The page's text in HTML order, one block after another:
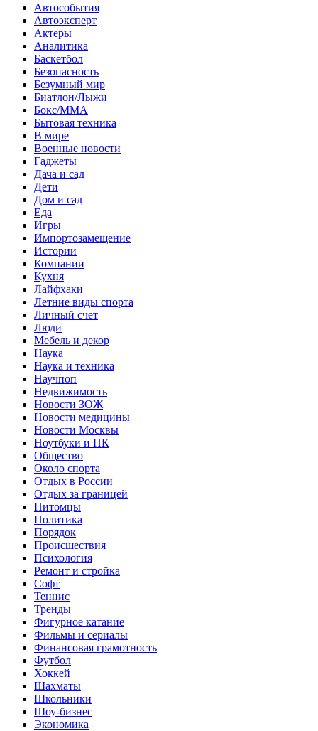
Автособытия
Автоэксперт
Актеры
Аналитика
Баскетбол
Безопасность
Безумный мир
Биатлон/Лыжи
Бокс/MMA
Бытовая техника
В мире
Военные новости
Гаджеты
Дача и сад
Дети
Дом и сад
Еда
Игры
Импортозамещение
Истории
Компании
Кухня
Лайфхаки
Летние виды спорта
Личный счет
Люди
Мебель и декор
Наука
Наука и техника
Научпоп
Недвижимость
Новости ЗОЖ
Новости медицины
Новости Москвы
Ноутбуки и ПК
Общество
Около спорта
Отдых в России
Отдых за границей
Питомцы
Политика
Порядок
Происшествия
Психология
Ремонт и стройка
Софт
Теннис
Тренды
Фигурное катание
Фильмы и сериалы
Финансовая грамотность
Футбол
Хоккей
Шахматы
Школьники
Шоу-бизнес
Экономика